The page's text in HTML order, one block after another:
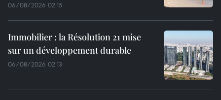
06/08/2026 02:15
Immobilier : la Résolution 21 mise
sur un développement durable
06/08/2026 02:13